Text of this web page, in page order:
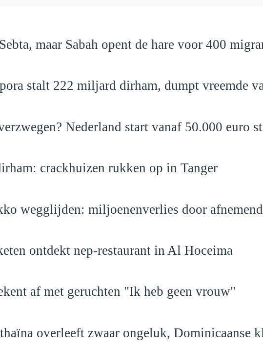
maar Sabah opent de hare voor 400
stalt 222 miljard dirham, dumpt vreemde
Nederland start vanaf 50.000 euro
crackhuizen rukken op in Tanger
wegglijden: miljoenenverlies door
ontdekt nep-restaurant in Al Hoceima
af met geruchten "Ik heb geen vrouw"
overleeft zwaar ongeluk, Dominicaanse